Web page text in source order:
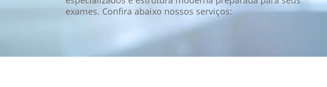
exames. Confira abaixo nossos serviços: